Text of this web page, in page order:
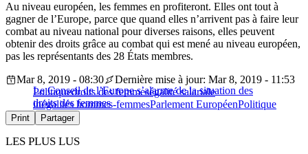
Au niveau européen, les femmes en profiteront. Elles ont tout à
gagner de l’Europe, parce que quand elles n’arrivent pas à faire leur
combat au niveau national pour diverses raisons, elles peuvent
obtenir des droits grâce au combat qui est mené au niveau européen,
pas les représentants des 28 États membres.
Le Conseil de l’Europe s’alarme de la situation des
droits des femmes
Mar 8, 2019 - 08:30
Dernière mise à jour: Mar 8, 2019 - 11:53
Politiquedroits des femmeségalité salariale
inégalités hommes-femmesParlement EuropéenPolitique
Print Partager
LES PLUS LUS